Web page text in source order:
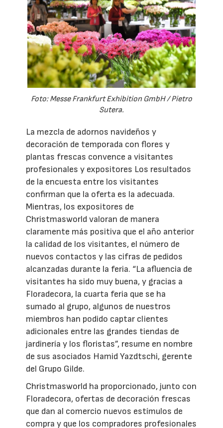
Foto: Messe Frankfurt Exhibition GmbH / Pietro
Sutera.
La mezcla de adornos navideños y
decoración de temporada con flores y
plantas frescas convence a visitantes
profesionales y expositores Los resultados
de la encuesta entre los visitantes
confirman que la oferta es la adecuada.
Mientras, los expositores de
Christmasworld valoran de manera
claramente más positiva que el año anterior
la calidad de los visitantes, el número de
nuevos contactos y las cifras de pedidos
alcanzadas durante la feria. “La afluencia de
visitantes ha sido muy buena, y gracias a
Floradecora, la cuarta feria que se ha
sumado al grupo, algunos de nuestros
miembros han podido captar clientes
adicionales entre las grandes tiendas de
jardinería y los floristas”, resume en nombre
de sus asociados Hamid Yazdtschi, gerente
del Grupo Gilde.
Christmasworld ha proporcionado, junto con
Floradecora, ofertas de decoración frescas
que dan al comercio nuevos estímulos de
compra y que los compradores profesionales